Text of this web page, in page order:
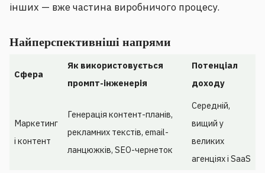
інших — вже частина виробничого процесу.
Найперспективніші напрями
Сфера
Як використовується
промпт-інженерія
Потенціал
доходу
Маркетинг
і контент
Генерація контент-планів,
рекламних текстів, email-
ланцюжків, SEO-чернеток
Середній,
вищий у
великих
агенціях і SaaS